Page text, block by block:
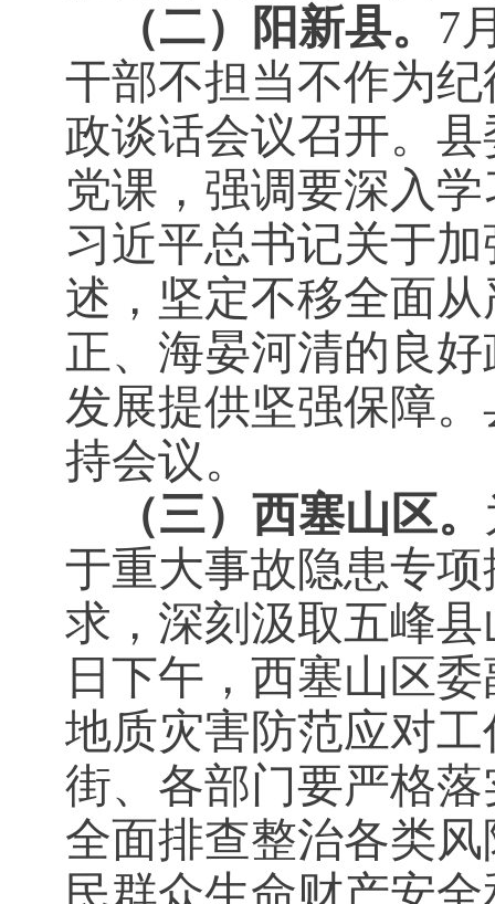
（二）阳新县。 7
干部不担当不作为
政谈话会议召开。
党课，强调要深入
习近平总书记关于
述，坚定不移全面
正、海晏河清的良
发展提供坚强保障
持会议。
（三）西塞山区。
于重大事故隐患专
求，深刻汲取五峰
日下午，西塞山区
地质灾害防范应对
街、各部门要严格
全面排查整治各类